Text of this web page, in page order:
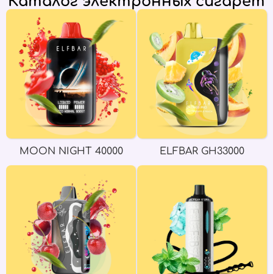
MOON NIGHT 40000 ELFBAR GH33000